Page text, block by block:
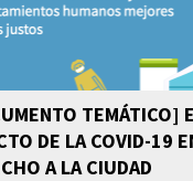
TEMÁTICO]
DE LA COVID-19
A LA CIUDAD